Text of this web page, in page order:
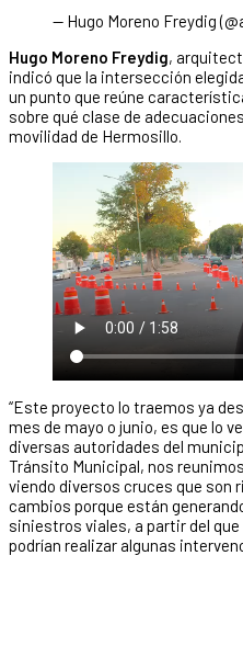
— Hugo Moreno Freydig
Hugo Moreno Freydig,
indicó que la intersección
un punto que reúne
sobre qué clase de
movilidad de Hermosillo.
“Este proyecto lo traemos ya
mes de mayo o junio, es que lo
diversas autoridades del
Tránsito Municipal, nos
viendo diversos cruces que son
cambios porque están
siniestros viales, a partir del
podrían realizar algunas